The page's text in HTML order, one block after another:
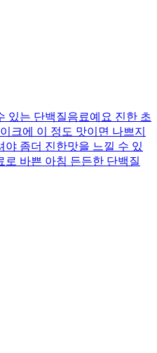
있는 단백질음료예요 진한 초
크에 이 정도 맛이면 나쁘지
좀더 진한맛을 느낄 수 있
로 바쁜 아침 든든한 단백질